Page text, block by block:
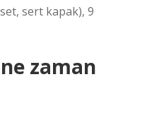
sert kapak), 9
zaman